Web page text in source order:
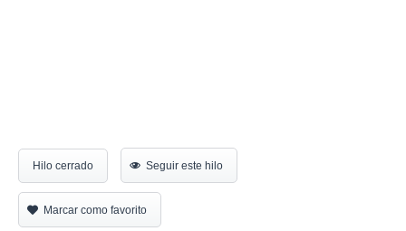
Hilo cerrado Seguir este hilo
Marcar como favorito